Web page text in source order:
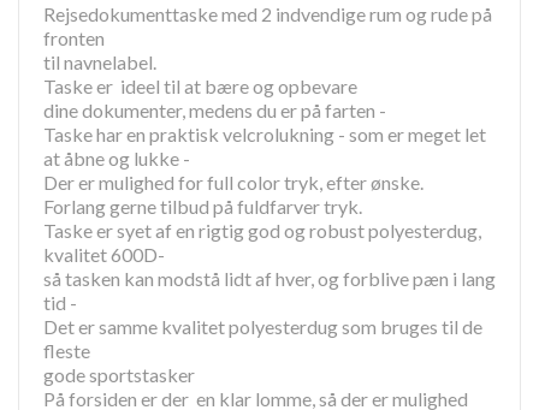
Rejsedokumenttaske med 2 indvendige rum og rude på
fronten
til navnelabel.
Taske er ideel til at bære og opbevare
dine dokumenter, medens du er på farten -
Taske har en praktisk velcrolukning - som er meget let
at åbne og lukke -
Der er mulighed for full color tryk, efter ønske.
Forlang gerne tilbud på fuldfarver tryk.
Taske er syet af en rigtig god og robust polyesterdug,
kvalitet 600D-
så tasken kan modstå lidt af hver, og forblive pæn i lang
tid -
Det er samme kvalitet polyesterdug som bruges til de
fleste
gode sportstasker
På forsiden er der en klar lomme, så der er mulighed